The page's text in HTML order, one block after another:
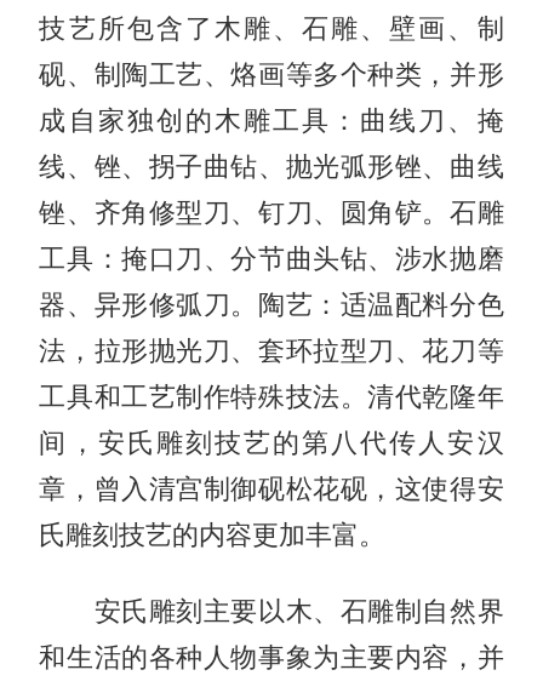
技艺所包含了木雕、石雕、壁画、制
砚、制陶工艺、烙画等多个种类，并形
成自家独创的木雕工具：曲线刀、掩
线、锉、拐子曲钻、抛光弧形锉、曲线
锉、齐角修型刀、钉刀、圆角铲。石雕
工具：掩口刀、分节曲头钻、涉水抛磨
器、异形修弧刀。陶艺：适温配料分色
法，拉形抛光刀、套环拉型刀、花刀等
工具和工艺制作特殊技法。清代乾隆年
间，安氏雕刻技艺的第八代传人安汉
章，曾入清宫制御砚松花砚，这使得安
氏雕刻技艺的内容更加丰富。
安氏雕刻主要以木、石雕制自然界
和生活的各种人物事象为主要内容，并